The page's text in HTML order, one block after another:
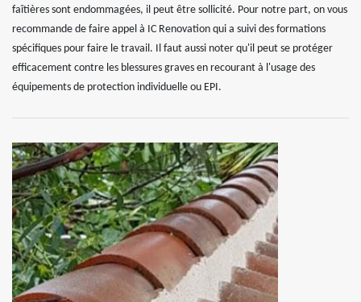
faîtières sont endommagées, il peut être sollicité. Pour notre part, on vous
recommande de faire appel à IC Renovation qui a suivi des formations
spécifiques pour faire le travail. Il faut aussi noter qu'il peut se protéger
efficacement contre les blessures graves en recourant à l'usage des
équipements de protection individuelle ou EPI.